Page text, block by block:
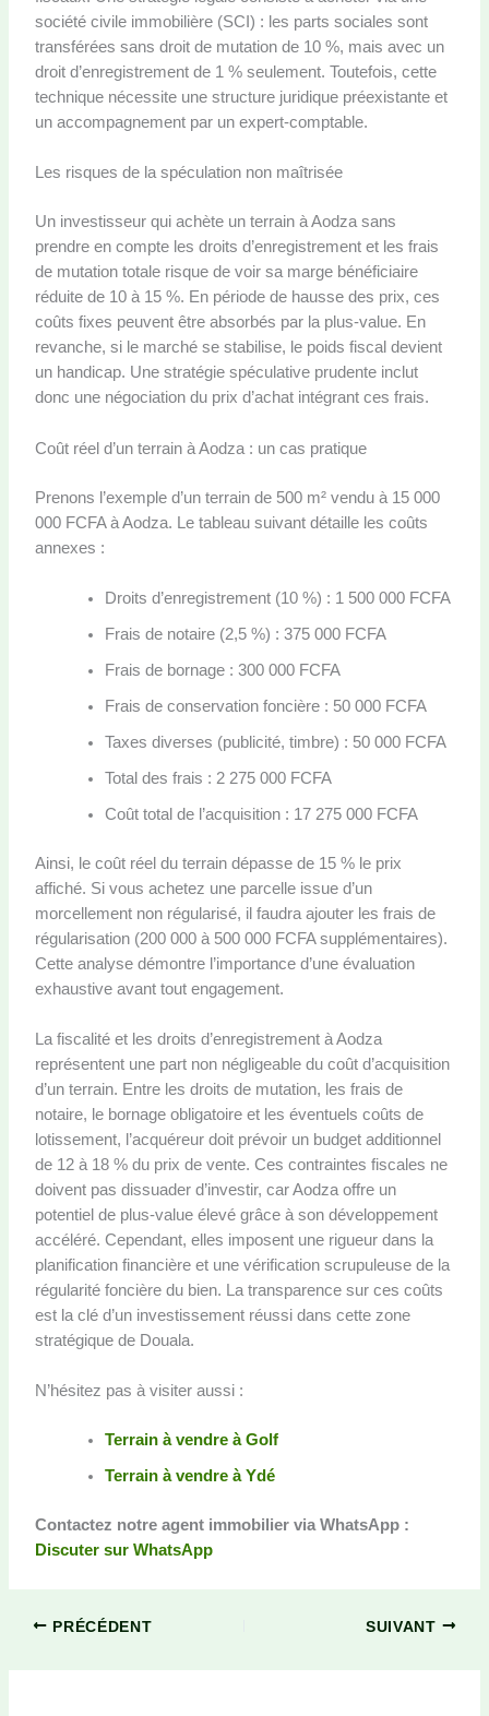
société civile immobilière (SCI) : les parts sociales sont
transférées sans droit de mutation de 10 %, mais avec un
droit d’enregistrement de 1 % seulement. Toutefois, cette
technique nécessite une structure juridique préexistante et
un accompagnement par un expert-comptable.
Les risques de la spéculation non maîtrisée
Un investisseur qui achète un terrain à Aodza sans
prendre en compte les droits d’enregistrement et les frais
de mutation totale risque de voir sa marge bénéficiaire
réduite de 10 à 15 %. En période de hausse des prix, ces
coûts fixes peuvent être absorbés par la plus-value. En
revanche, si le marché se stabilise, le poids fiscal devient
un handicap. Une stratégie spéculative prudente inclut
donc une négociation du prix d’achat intégrant ces frais.
Coût réel d’un terrain à Aodza : un cas pratique
Prenons l’exemple d’un terrain de 500 m² vendu à 15 000
000 FCFA à Aodza. Le tableau suivant détaille les coûts
annexes :
Droits d’enregistrement (10 %) : 1 500 000 FCFA
Frais de notaire (2,5 %) : 375 000 FCFA
Frais de bornage : 300 000 FCFA
Frais de conservation foncière : 50 000 FCFA
Taxes diverses (publicité, timbre) : 50 000 FCFA
Total des frais : 2 275 000 FCFA
Coût total de l’acquisition : 17 275 000 FCFA
Ainsi, le coût réel du terrain dépasse de 15 % le prix
affiché. Si vous achetez une parcelle issue d’un
morcellement non régularisé, il faudra ajouter les frais de
régularisation (200 000 à 500 000 FCFA supplémentaires).
Cette analyse démontre l’importance d’une évaluation
exhaustive avant tout engagement.
La fiscalité et les droits d’enregistrement à Aodza
représentent une part non négligeable du coût d’acquisition
d’un terrain. Entre les droits de mutation, les frais de
notaire, le bornage obligatoire et les éventuels coûts de
lotissement, l’acquéreur doit prévoir un budget additionnel
de 12 à 18 % du prix de vente. Ces contraintes fiscales ne
doivent pas dissuader d’investir, car Aodza offre un
potentiel de plus-value élevé grâce à son développement
accéléré. Cependant, elles imposent une rigueur dans la
planification financière et une vérification scrupuleuse de la
régularité foncière du bien. La transparence sur ces coûts
est la clé d’un investissement réussi dans cette zone
stratégique de Douala.
N’hésitez pas à visiter aussi :
Terrain à vendre à Golf
Terrain à vendre à Ydé
Contactez notre agent immobilier via WhatsApp :
Discuter sur WhatsApp
PRÉCÉDENT SUIVANT